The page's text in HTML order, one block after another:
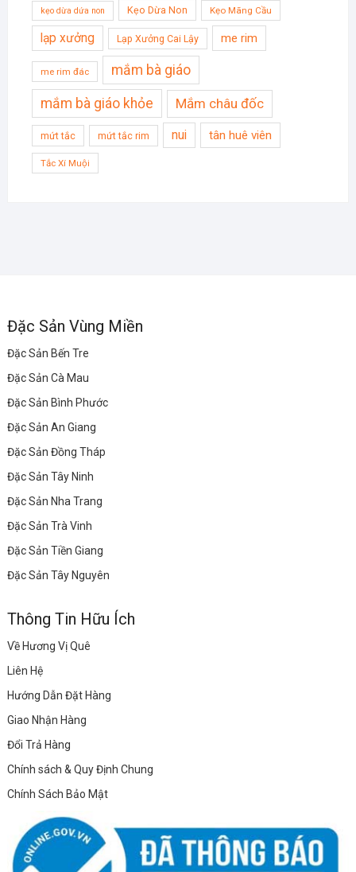
kẹo dừa dứa non Kẹo Dừa Non Kẹo Mãng Cầu
lạp xưởng Lạp Xưởng Cai Lậy me rim
me rim đác mắm bà giáo
mắm bà giáo khỏe Mắm châu đốc
mứt tắc mứt tắc rim nui tân huê viên
Tắc Xí Muội
Đặc Sản Vùng Miền
Đặc Sản Bến Tre
Đặc Sản Cà Mau
Đặc Sản Bình Phước
Đặc Sản An Giang
Đặc Sản Đồng Tháp
Đặc Sản Tây Ninh
Đặc Sản Nha Trang
Đặc Sản Trà Vinh
Đặc Sản Tiền Giang
Đặc Sản Tây Nguyên
Thông Tin Hữu Ích
Về Hương Vị Quê
Liên Hệ
Hướng Dẫn Đặt Hàng
Giao Nhận Hàng
Đổi Trả Hàng
Chính sách & Quy Định Chung
Chính Sách Bảo Mật